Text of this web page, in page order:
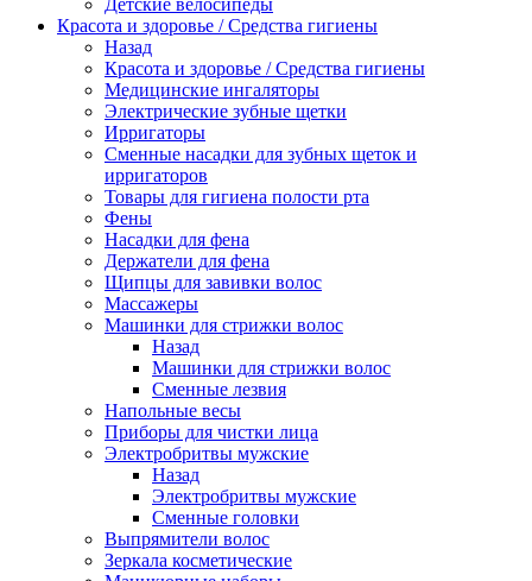
Детские велосипеды
Красота и здоровье / Средства гигиены
Назад
Красота и здоровье / Средства гигиены
Медицинские ингаляторы
Электрические зубные щетки
Ирригаторы
Сменные насадки для зубных щеток и
ирригаторов
Товары для гигиена полости рта
Фены
Насадки для фена
Держатели для фена
Щипцы для завивки волос
Массажеры
Машинки для стрижки волос
Назад
Машинки для стрижки волос
Сменные лезвия
Напольные весы
Приборы для чистки лица
Электробритвы мужские
Назад
Электробритвы мужские
Сменные головки
Выпрямители волос
Зеркала косметические